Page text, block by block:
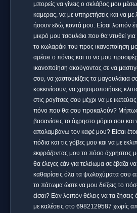
μπορείς να γίνεις ο σκλάβος μου
καμερας, να με υπηρετήσεις και να με
ήσουν εδώ, κοντά μου. Είσαι λοιπόν
μικρό μου τσουλάκι που θα ντυθεί για
το κωλαράκι του προς ικανοποίηση
αρέσει ο πόνος και το να μου
ικανοποίηση ακούγοντας σε να
σου, να χαστουκίζεις τα μαγουλάκια
κοκκινίσουν, να χρησιμοποιήσεις
στις ρογίτσες σου μέχρι να με
πόνο που θα σου προκαλούν? Μήπως
βασανίσεις το άχρηστο μόριο σου και
απολαμβάνω τον καφέ μου? Είσαι
πόδια και τις γόβες μου και να με
εκφράζοντας μου το πόσο άχρηστος
θα έλεγες εάν για τελείωμα σε έβαζα
καθαρίσεις όλα τα ψωλοχύματα σου
το πάτωμα ώστε να μου δείξεις το
είσαι? Εάν λοιπόν θέλεις να τα
με καλέσεις στο 6982129587 χωρίς